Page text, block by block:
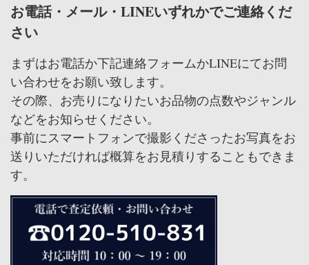
お電話・メール・LINEいずれかでご連絡くだ
さい
まずはお電話か下記連絡フォームかLINEにてお問
い合わせをお願い致します。
その際、お売りになりたいお品物の点数やジャンル
などをお知らせください。
事前にスマートフォンで撮影くださったお写真をお
送りいただければ概算をお見積りすることもできま
す。